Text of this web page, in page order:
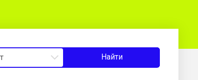
Найти